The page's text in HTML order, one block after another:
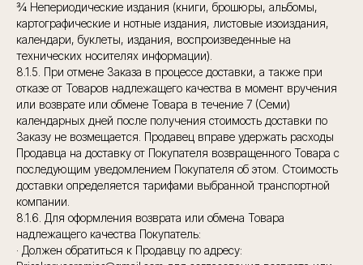
¾ Непериодические издания (книги, брошюры, альбомы,
картографические и нотные издания, листовые изоиздания,
календари, буклеты, издания, воспроизведенные на
технических носителях информации).
8.1.5. При отмене Заказа в процессе доставки, а также при
отказе от Товаров надлежащего качества в момент вручения
или возврате или обмене Товара в течение 7 (Семи)
календарных дней после получения стоимость доставки по
Заказу не возмещается. Продавец вправе удержать расходы
Продавца на доставку от Покупателя возвращенного Товара с
последующим уведомлением Покупателя об этом. Стоимость
доставки определяется тарифами выбранной транспортной
компании.
8.1.6. Для оформления возврата или обмена Товара
надлежащего качества Покупатель:
· Должен обратиться к Продавцу по адресу: